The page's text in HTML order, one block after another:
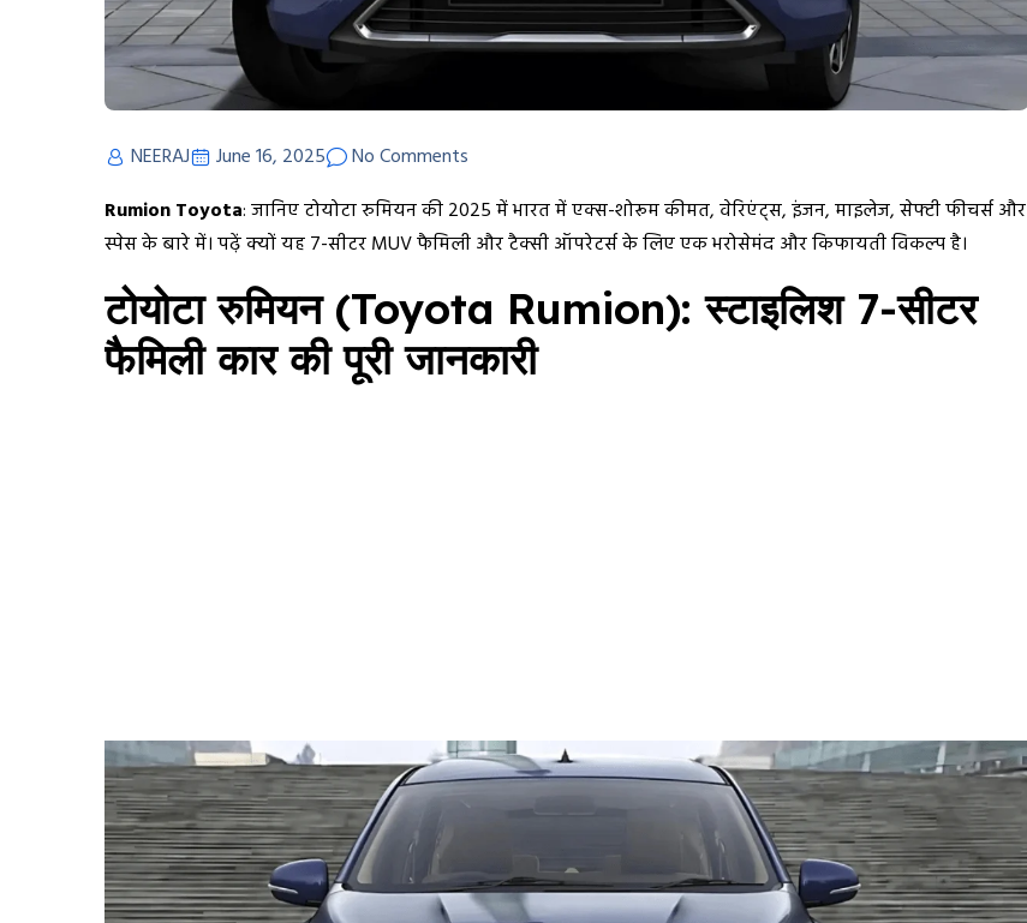
NEERAJ June 16, 2025
No Comments
Rumion Toyota: जानिए टोयोटा रुमियन की 2025 में भारत में एक्स-शोरूम कीमत, वेरिएंट्स, इंजन, माइलेज, सेफ्टी फीचर्स और
स्पेस के बारे में। पढ़ें क्यों यह 7-सीटर MUV फैमिली और टैक्सी ऑपरेटर्स के लिए एक भरोसेमंद और किफायती विकल्प है।
टोयोटा रुमियन (Toyota Rumion): स्टाइलिश 7-सीटर
फैमिली कार की पूरी जानकारी